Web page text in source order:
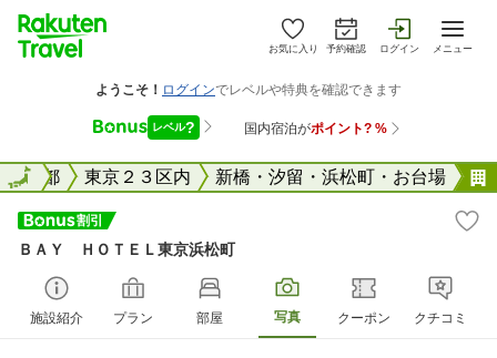
お気に入り 予約確認 ログイン メニュー
東京都 東京２３区内 新橋・汐留・浜松町・お台場
全国
ＢＡＹ ＨＯＴＥＬ東京浜松町
施設紹介 プラン 部屋 写真 クーポン クチコミ